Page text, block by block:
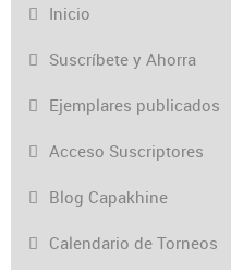
Inicio
Suscríbete y Ahorra
Ejemplares publicados
Acceso Suscriptores
Blog Capakhine
Calendario de Torneos